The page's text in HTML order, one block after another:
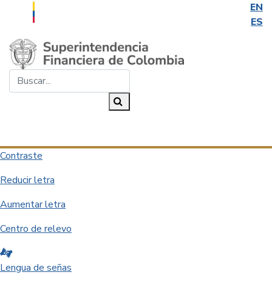
EN
ES
Saltar al contenido principal
Contraste
Reducir letra
Aumentar letra
Centro de relevo
Lengua de señas